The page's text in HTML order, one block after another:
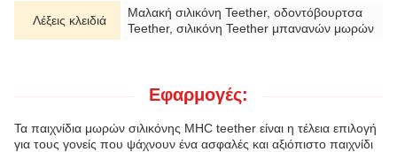
Λέξεις κλειδιά
Μαλακή σιλικόνη Teether, οδοντόβουρτσα
Teether, σιλικόνη Teether μπανανών μωρών
Εφαρμογές:
Τα παιχνίδια μωρών σιλικόνης MHC teether είναι η τέλεια επιλογή
για τους γονείς που ψάχνουν ένα ασφαλές και αξιόπιστο παιχνίδι